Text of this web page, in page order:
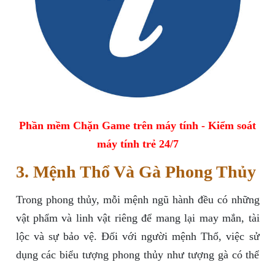
Phần mềm Chặn Game trên máy tính - Kiểm soát
máy tính trẻ 24/7
3. Mệnh Thổ Và Gà Phong Thủy
Trong phong thủy, mỗi mệnh ngũ hành đều có những
vật phẩm và linh vật riêng để mang lại may mắn, tài
lộc và sự bảo vệ. Đối với người mệnh Thổ, việc sử
dụng các biểu tượng phong thủy như tượng gà có thể